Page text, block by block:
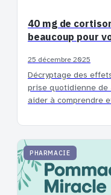
40 mg de
beaucoup pour
25 décembre 2025
Décryptage des
prise quotidienne de
aider à comprendre
PHARMACIE